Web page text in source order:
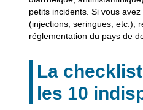
petits incidents. Si vous
(injections, seringues, etc.),
réglementation du pays de
La
les 10